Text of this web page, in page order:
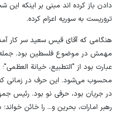
دادن باز کرده اند مبنی بر اینکه
تروریست به سوریه اعزام کرده.
هنگامی که آقای قیس سعید سر کار
مهمش در موضوع فلسطین بود.
عبارت بود از "التطبیع، خیانة
محسوب می‌شود. این حرف در زمانی
در جریان بود، حرفی نو بود. رئیس
رهبر امارات، بحرین و... را خائن